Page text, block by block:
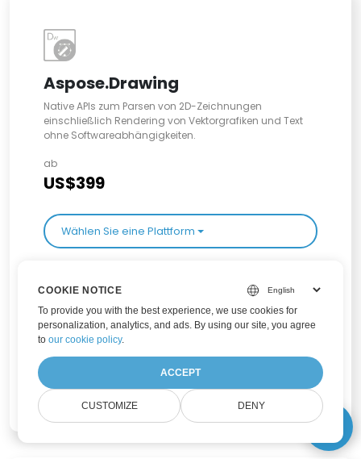
Aspose.Drawing
Native APIs zum Parsen von 2D-Zeichnungen
einschließlich Rendering von Vektorgrafiken und Text
ohne Softwareabhängigkeiten.
ab
US$399
Wählen Sie eine Plattform
Holen Sie sich alle Plattformen in einem Family Pack ab
US$559
COOKIE NOTICE
To provide you with the best experience, we use cookies for
personalization, analytics, and ads. By using our site, you agree
toour cookie policy.
ACCEPT
CUSTOMIZE DENY